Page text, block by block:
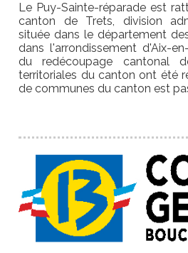
Le Puy-Sainte-réparade est
canton de Trets, division
située dans le département
dans l'arrondissement d'Aix-
du redécoupage cantonal
territoriales du canton ont été
de communes du canton est